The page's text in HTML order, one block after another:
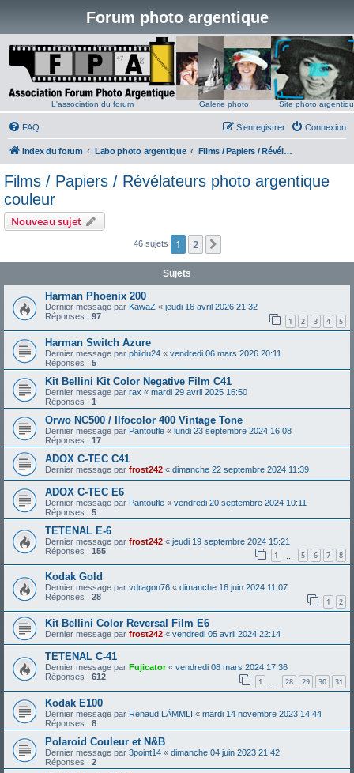
Forum photo argentique
L'association du forum Galerie photo Site photo
FAQ Connexion
S’enregistrer
Index du forum Labo photo argentique Films / Papiers / Révélateurs photo argentique couleur
Films / Papiers / Révélateurs photo argentique
couleur
Nouveau sujet
46 sujets 1 2
Sujets
Harman Phoenix 200
Dernier message par KawaZ « jeudi 16 avril 2026 21:32
Réponses : 97 1 2 3 4 5
Harman Switch Azure
Dernier message par phildu24 « vendredi 06 mars 2026 20:11
Réponses : 5
Kit Bellini Kit Color Negative Film C41
Dernier message par rax « mardi 29 avril 2025 16:50
Réponses : 1
Orwo NC500 / Ilfocolor 400 Vintage Tone
Dernier message par Pantoufle « lundi 23 septembre 2024 16:08
Réponses : 17
ADOX C-TEC C41
Dernier message par frost242 « dimanche 22 septembre 2024 11:39
ADOX C-TEC E6
Dernier message par Pantoufle « vendredi 20 septembre 2024 10:11
Réponses : 5
TETENAL E-6
Dernier message par frost242 « jeudi 19 septembre 2024 15:21
Réponses : 155 1 5 6 7 8
Kodak Gold
Dernier message par vdragon76 « dimanche 16 juin 2024 11:07
Réponses : 28 1 2
Kit Bellini Color Reversal Film E6
Dernier message par frost242 « vendredi 05 avril 2024 22:14
TETENAL C-41
Dernier message par Fujicator« vendredi 08 mars 2024 17:36
Réponses : 612 1 … 28 29 30 31
Kodak E100
Dernier message par Renaud LÄMMLI « mardi 14 novembre 2023 14:44
Réponses : 8
Polaroid Couleur et N&B
Dernier message par 3point14 « dimanche 04 juin 2023 21:42
Réponses : 2